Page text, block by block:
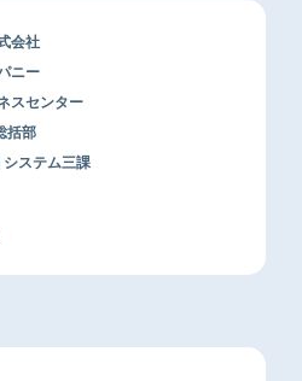
会社
ニー
スセンター
括部
ステム三課